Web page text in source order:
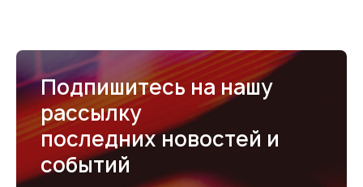
Подпишитесь на нашу
рассылку
последних новостей и
событий